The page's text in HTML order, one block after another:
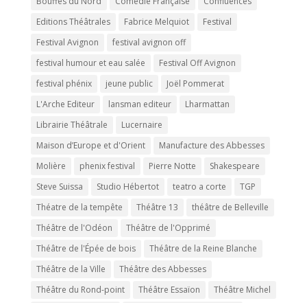
Editions Théâtrales
Fabrice Melquiot
Festival
Festival Avignon
festival avignon off
festival humour et eau salée
Festival Off Avignon
festival phénix
jeune public
Joël Pommerat
L'Arche Editeur
lansman editeur
Lharmattan
Librairie Théâtrale
Lucernaire
Maison d’Europe et d'Orient
Manufacture des Abbesses
Molière
phenix festival Pierre Notte
Shakespeare
Steve Suissa
Studio Hébertot teatro a corte
TGP
Théatre de la tempête
Théâtre 13
théâtre de Belleville
Théâtre de l'Odéon
Théâtre de l'Opprimé
Théâtre de l'Épée de bois
Théâtre de la Reine Blanche
Théâtre de la Ville
Théâtre des Abbesses
Théâtre du Rond-point
Théâtre Essaïon
Théâtre Michel